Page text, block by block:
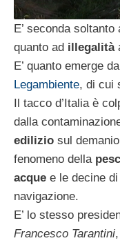
E’ seconda soltanto
quanto ad illegalità
E’ quanto emerge
Legambiente, di cui
Il tacco d’Italia è
dalla
edilizio sul
fenomeno della
acque e le decine
navigazione.
E’ lo stesso
Francesco Tarantini